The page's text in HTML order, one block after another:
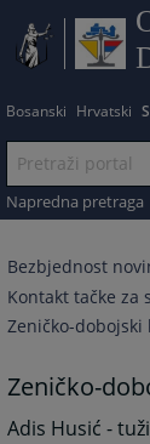
Bosanski Hrvatski
Napredna pretraga
Bezbjednost
Kontakt tačke za
Zeničko-dobojski
Zeničko-
Adis Husić -